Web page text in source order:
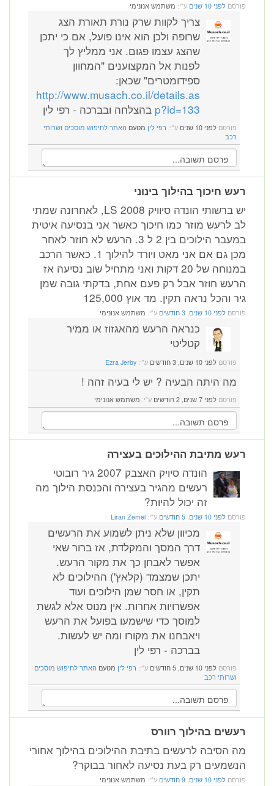
פורסם לפני 10 שנים ע"י: משתמש אנונימי
צריך לקוות שרק נורת תאורת הצג
שרופה ולכן הוא אינו פועל, אם כי יתכן
שהצג עצמו פגום. אני ממליץ לך
לפנות אל המקצוענים "המחוון
ספידומטרים" שכאן:
http://www.musach.co.il/details.as
p?id=133 בהצלחה ובברכה - רפי לין
פורסם לפני 10 שנים ע"י: רפי לין מטעם האתר לחיפוש מוסכים ושרותי
רכב
רעש חיכוך בהילוך בינוני
יש ברשותי הונדה סיוויק 2008 LS, לאחרונה שמתי
לב לרעש מוזר כמו חיכוך כאשר אני בנסיעה איטית
במעבר הילוכים בין 2 ל 3. הרעש לא חוזר לאחר
מכן גם אם אני מאט ויורד להילוך 1. כאשר הרכב
במנוחה של 20 דקות ואני מתחיל שוב נסיעה אז
הרעש חוזר אבל רק פעם אחת, בדקתי גובה שמן
גיר והכל נראה תקין. מד אוץ 125,000
פורסם לפני 10 שנים, 3 חודשים ע"י: משתמש אנונימי
כנראה הרעש מהאגזוז או ממיר
קטליטי
פורסם לפני 10 שנים, 3 חודשים ע"י: Ezra Jerby
מה היתה הבעיה ? יש לי בעיה זהה !
פורסם לפני 7 שנים, 2 חודשים ע"י: משתמש אנונימי
רעש מתיבת ההילוכים בעצירה
הונדה סיויק האצבק 2007 גיר רובוטי
רעשים מהגיר בעצירה והכנסת הילוך מה
זה יכול להיות?
פורסם לפני 10 שנים, 5 חודשים ע"י: Liran Zemel
מכיוון שלא ניתן לשמוע את הרעשים
דרך המסך והמקלדת, אז ברור שאי
אפשר לאבחן כך את מקור הרעש.
יתכן שמצמד (קלאץ') ההילוכים לא
תקין, או חסר שמן הילוכים ועוד
אפשרויות אחרות. אין מנוס אלא לגשת
למוסך כדי שישמעו בפועל את הרעש
ויאבחנו את מקורו ומה יש לעשות.
בברכה - רפי לין
פורסם לפני 10 שנים, 5 חודשים ע"י: רפי לין מטעם האתר לחיפוש מוסכים
ושרותי רכב
רעשים בהילוך רוורס
מה הסיבה לרעשים בתיבת ההילוכים בהילוך אחורי
הנשמעים רק בעת נסיעה לאחור בבוקר?
פורסם לפני 10 שנים, 9 חודשים ע"י: משתמש אנונימי